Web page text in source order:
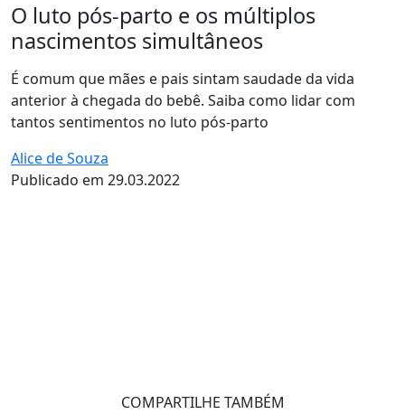
O luto pós-parto e os múltiplos
nascimentos simultâneos
É comum que mães e pais sintam saudade da vida
anterior à chegada do bebê. Saiba como lidar com
tantos sentimentos no luto pós-parto
Alice de Souza
Publicado em 29.03.2022
COMPARTILHE TAMBÉM